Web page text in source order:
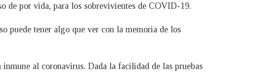
de por vida, para los sobrevivientes de COVID-19.
puede tener algo que ver con la memoria de los
al coronavirus. Dada la facilidad de las pruebas